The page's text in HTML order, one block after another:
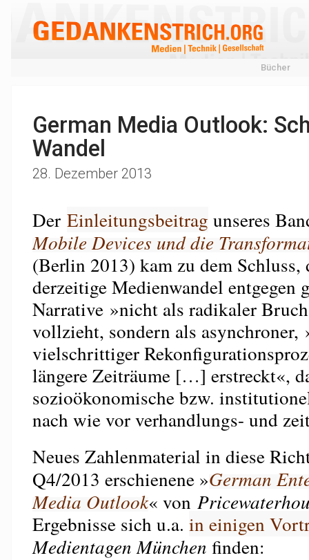
Bücher
German Media Outlook:
Wandel
28. Dezember 2013
Der Einleitungsbeitrag unseres
Mobile Devices und die
(Berlin 2013) kam zu dem Schluss,
derzeitige Medienwandel entgegen
Narrative »nicht als radikaler
vollzieht, sondern als asynchroner,
vielschrittiger
längere Zeiträume […] erstreckt«,
sozioökonomische bzw.
nach wie vor verhandlungs- und
Neues Zahlenmaterial in diese
Q4/2013 erschienene »German
Media Outlook« von
Ergebnisse sich u.a. in einigen
Medientagen München finden: